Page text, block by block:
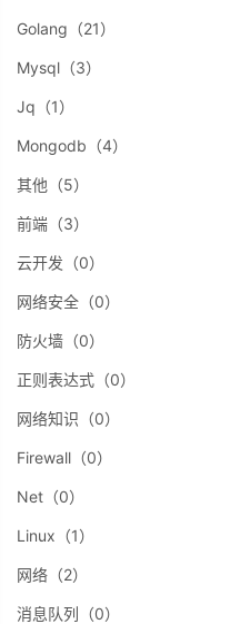
Golang（21）
Mysql（3）
Jq（1）
Mongodb（4）
其他（5）
前端（3）
云开发（0）
网络安全（0）
防火墙（0）
正则表达式（0）
网络知识（0）
Firewall（0）
Net（0）
Linux（1）
网络（2）
消息队列（0）